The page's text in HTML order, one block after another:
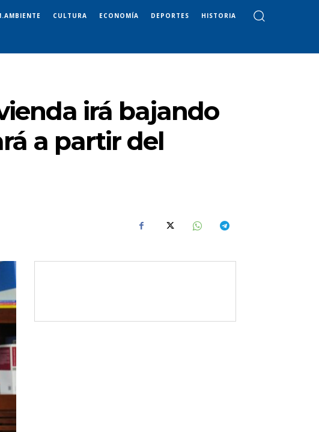
CULTURA ECONOMÍA DEPORTES HISTORIA
irá bajando
a partir del